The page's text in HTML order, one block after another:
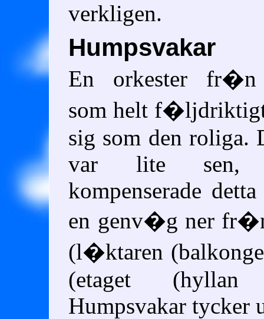
verkligen.
Humpsvakar
En orkester fr�n
som helt f�ljdriktigt
sig som den roliga.
var lite sen,
kompenserade
en genv�g ner
(l�ktaren
(etaget (hyllan
Humpsvakar tycker